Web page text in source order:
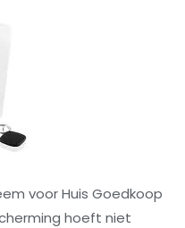
voor Huis Goedkoop
hoeft niet